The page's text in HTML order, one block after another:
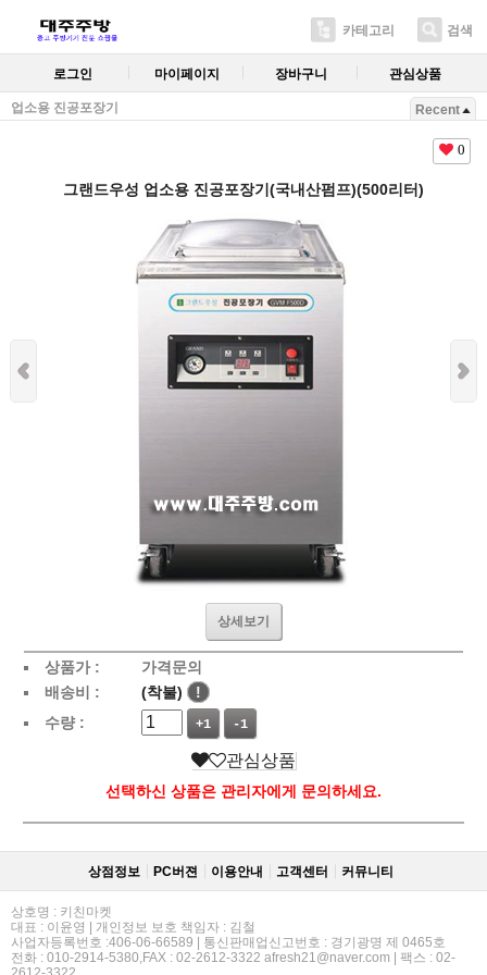
카테고리 검색
로그인 마이페이지 장바구니 관심상품
업소용 진공포장기 Recent
0
그랜드우성 업소용 진공포장기(국내산펌프)(500리터)
상세보기
상품가 :
가격문의
배송비 :
(착불)
!
수량 :
+1 -1
관심상품
선택하신 상품은 관리자에게 문의하세요.
상점정보 PC버젼 이용안내 고객센터 커뮤니티
상호명 : 키친마켓
대표 : 이윤영 | 개인정보 보호 책임자 : 김철
사업자등록번호 :406-06-66589 | 통신판매업신고번호 : 경기광명 제 0465호
전화 : 010-2914-5380,FAX : 02-2612-3322 afresh21@naver.com | 팩스 : 02-